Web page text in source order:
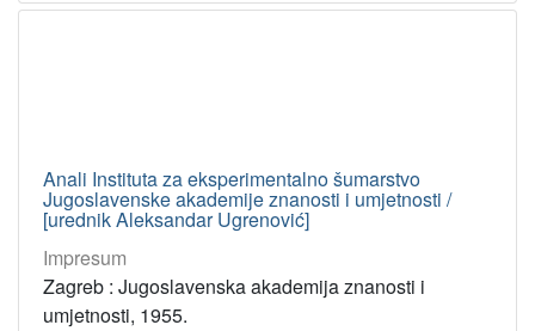
Anali Instituta za eksperimentalno šumarstvo
Jugoslavenske akademije znanosti i umjetnosti /
[urednik Aleksandar Ugrenović]
Impresum
Zagreb : Jugoslavenska akademija znanosti i
umjetnosti, 1955.